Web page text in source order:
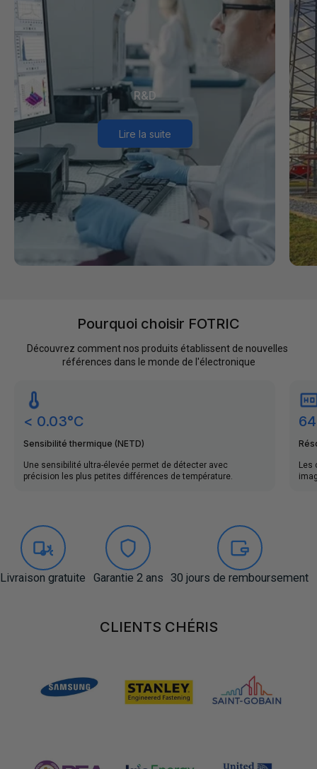
R&D
Lire la suite
Pourquoi choisir FOTRIC
Découvrez comment nos produits établissent de nouvelles
références dans le monde de l'électronique
< 0.03°C
Sensibilité thermique (NETD)
Une sensibilité ultra-élevée permet de détecter avec
précision les plus petites différences de température.
Les
Livraison gratuite Garantie 2 ans 30 jours de remboursement
CLIENTS CHÉRISCLIENTS